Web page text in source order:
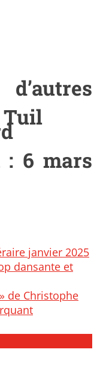
Tuil
: 6 mars
janvier 2025
dansante et
de Christophe